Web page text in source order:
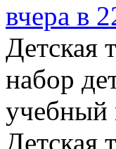
вчера в
Детская
набор
учебный
Детская